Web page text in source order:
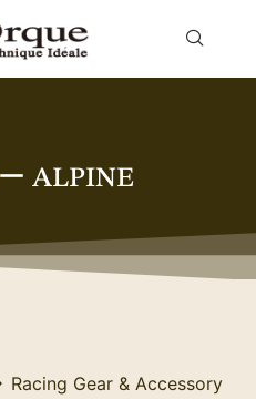
ALPINE
Racing Gear & Accessory